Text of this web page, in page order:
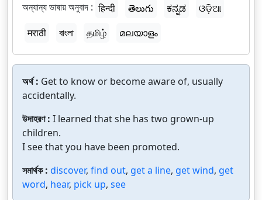
অন্যান্য ভাষায় অনুবাদ : हिन्दी తెలుగు ಕನ್ನಡ
ଓଡ଼ିଆ
मराठी
বাংলা தமிழ் മലയാളം
অর্থ : Get to know or become aware of, usually
accidentally.
উদাহরণ : I learned that she has two grown-up
children.
I see that you have been promoted.
সমার্থক : discover, find out, get a line, get wind, get
word, hear, pick up, see